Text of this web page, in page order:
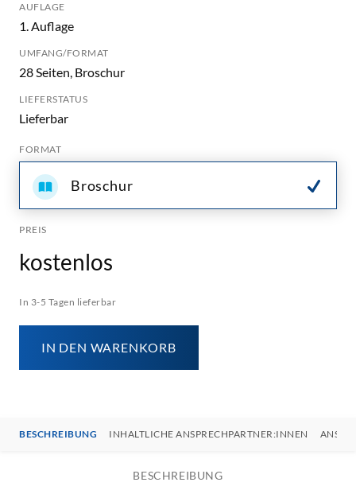
AUFLAGE
1. Auflage
UMFANG/FORMAT
28 Seiten, Broschur
LIEFERSTATUS
Lieferbar
FORMAT
Broschur
PREIS
kostenlos
In 3-5 Tagen lieferbar
IN DEN WARENKORB
BESCHREIBUNG INHALTLICHE ANSPRECHPARTNER:INNEN
BESCHREIBUNG